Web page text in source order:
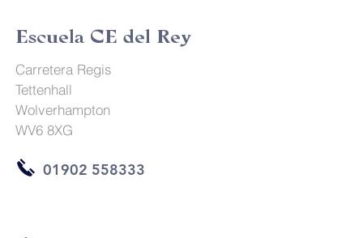
Escuela CE del Rey
Carretera Regis
Tettenhall
Wolverhampton
WV6 8XG
01902 558333